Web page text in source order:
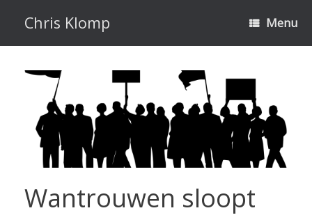
inhoud
Chris Klomp Menu
Wantrouwen sloopt